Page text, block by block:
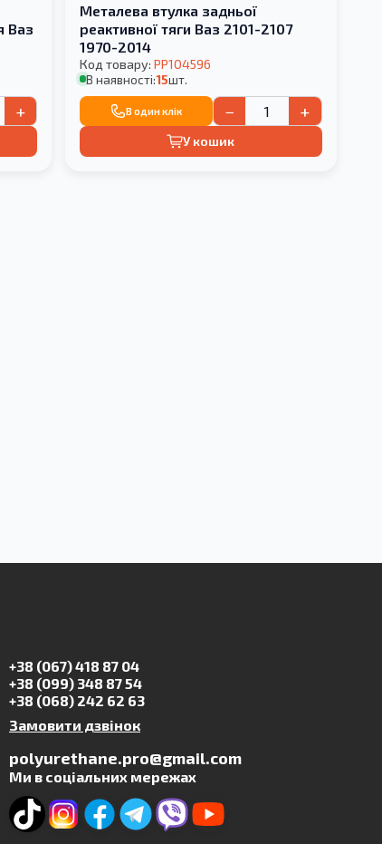
Ваз
+
Металева втулка задньої
реактивної тяги Ваз 2101-2107
1970-2014
Код товару: PP104596
В наявності:15шт.
В один клік − +
У кошик
+38 (067) 418 87 04
+38 (099) 348 87 54
+38 (068) 242 62 63
Замовити дзвінок
polyurethane.pro@gmail.com
Ми в соціальних мережах